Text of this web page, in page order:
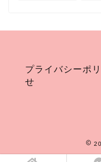
プライバシーポ
せ